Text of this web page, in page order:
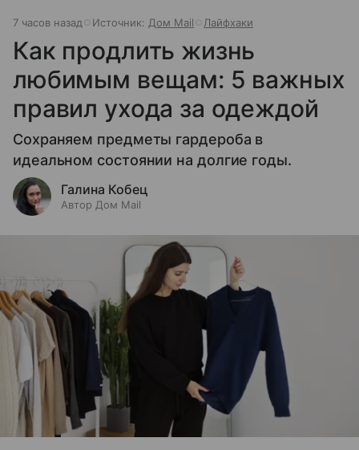
7 часов назад Источник: Дом Mail Лайфхаки
Как продлить жизнь
любимым вещам: 5 важных
правил ухода за одеждой
Сохраняем предметы гардероба в
идеальном состоянии на долгие годы.
Галина Кобец
Автор Дом Mail